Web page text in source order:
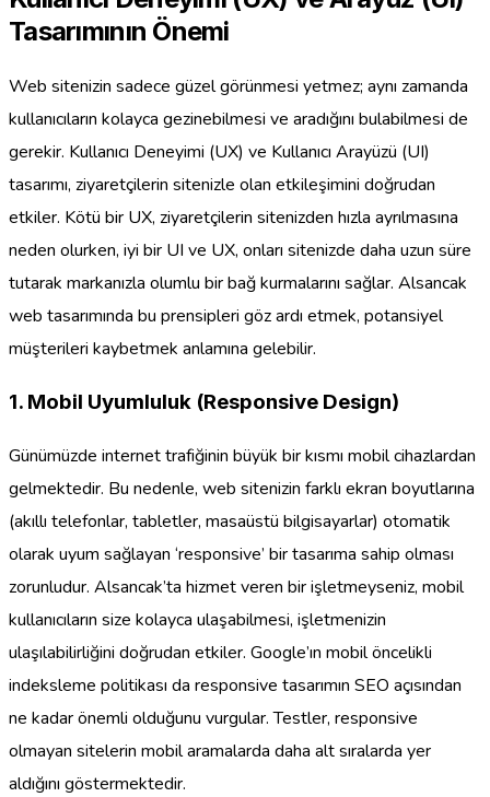
Tasarımının Önemi
Web sitenizin sadece güzel görünmesi yetmez; aynı zamanda
kullanıcıların kolayca gezinebilmesi ve aradığını bulabilmesi de
gerekir. Kullanıcı Deneyimi (UX) ve Kullanıcı Arayüzü (UI)
tasarımı, ziyaretçilerin sitenizle olan etkileşimini doğrudan
etkiler. Kötü bir UX, ziyaretçilerin sitenizden hızla ayrılmasına
neden olurken, iyi bir UI ve UX, onları sitenizde daha uzun süre
tutarak markanızla olumlu bir bağ kurmalarını sağlar. Alsancak
web tasarımında bu prensipleri göz ardı etmek, potansiyel
müşterileri kaybetmek anlamına gelebilir.
1. Mobil Uyumluluk (Responsive Design)
Günümüzde internet trafiğinin büyük bir kısmı mobil cihazlardan
gelmektedir. Bu nedenle, web sitenizin farklı ekran boyutlarına
(akıllı telefonlar, tabletler, masaüstü bilgisayarlar) otomatik
olarak uyum sağlayan ‘responsive’ bir tasarıma sahip olması
zorunludur. Alsancak’ta hizmet veren bir işletmeyseniz, mobil
kullanıcıların size kolayca ulaşabilmesi, işletmenizin
ulaşılabilirliğini doğrudan etkiler. Google’ın mobil öncelikli
indeksleme politikası da responsive tasarımın SEO açısından
ne kadar önemli olduğunu vurgular. Testler, responsive
olmayan sitelerin mobil aramalarda daha alt sıralarda yer
aldığını göstermektedir.